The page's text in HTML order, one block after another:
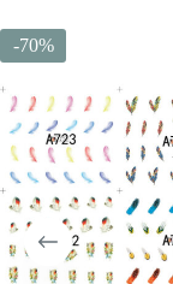
-70%